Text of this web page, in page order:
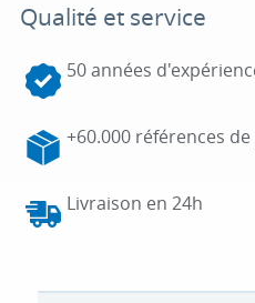
Qualité et service
50 années
+60.000 références
Livraison en 24h